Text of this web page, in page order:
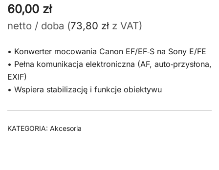
60,00 zł
netto / doba (73,80 zł z VAT)
• Konwerter mocowania Canon EF/EF‑S na Sony E/FE
• Pełna komunikacja elektroniczna (AF, auto‑przysłona,
EXIF)
• Wspiera stabilizację i funkcje obiektywu
KATEGORIA: Akcesoria